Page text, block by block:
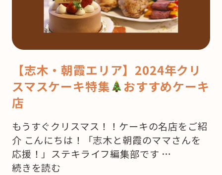
【志木・朝霞エリア】2024年クリ
スマスケーキ特集
おすすめケーキ
店
もうすぐクリスマス！！ケーキの名店をご紹
介 こんにちは！「志木と朝霞のママさんを
応援！」ステキライフ編集部です …
“【志
続きを読む